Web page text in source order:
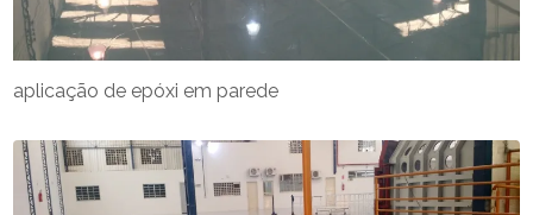
aplicação de epóxi em parede